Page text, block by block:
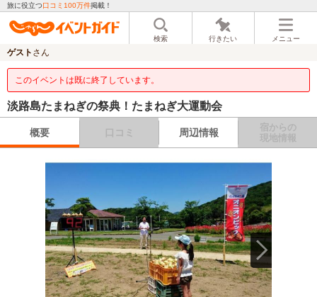
旅に役立つ口コミ100万件掲載！
検索 行きたい メニュー
ゲスト さん
このイベントは既に終了しています。
淡路島たまねぎの祭典！たまねぎ大運動会
概要 口コミ 周辺情報
宿からの
現地情報